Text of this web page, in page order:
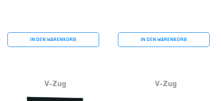
IN DEN WARENKORB IN DEN WARENKORB
V-Zug V-Zug